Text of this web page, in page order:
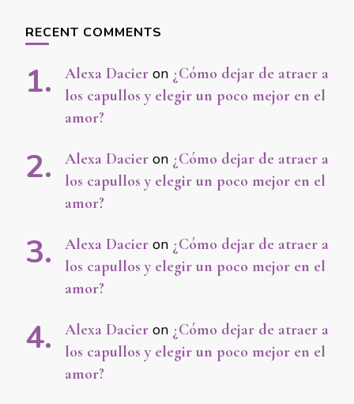
RECENT COMMENTS
Alexa Dacier on ¿Cómo dejar de atraer a
los capullos y elegir un poco mejor en el
amor?
Alexa Dacier on ¿Cómo dejar de atraer a
los capullos y elegir un poco mejor en el
amor?
Alexa Dacier on ¿Cómo dejar de atraer a
los capullos y elegir un poco mejor en el
amor?
Alexa Dacier on ¿Cómo dejar de atraer a
los capullos y elegir un poco mejor en el
amor?